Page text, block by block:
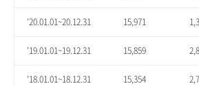
'20.01.01~20.12.31 15,971
'19.01.01~19.12.31 15,859
'18.01.01~18.12.31 15,354